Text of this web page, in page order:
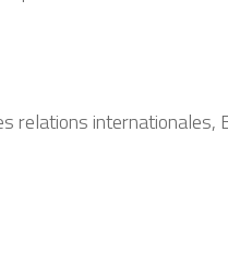
relations internationales,